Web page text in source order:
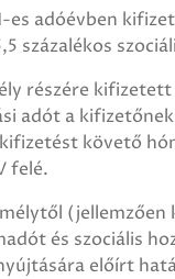
es adóévben
százalékos
részére
adót a
követő
felé.
és szociális
előírt